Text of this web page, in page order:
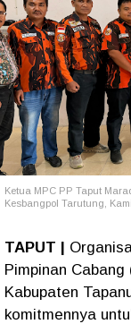
Ketua MPC PP Taput
Kesbangpol Tarutung,
TAPUT |
Pimpinan
Kabupaten
komitmennya